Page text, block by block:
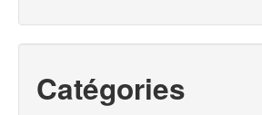
Catégories